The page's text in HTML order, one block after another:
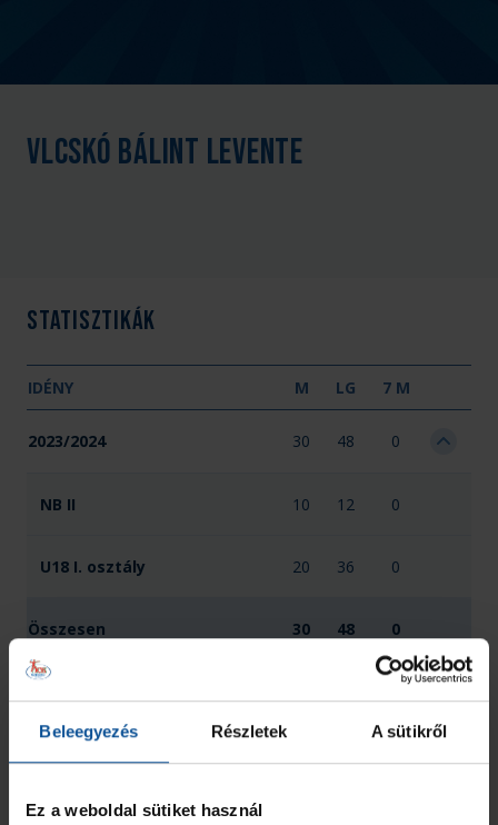
Beleegyezés Részletek A sütikről
Ez a weboldal sütiket használ
Vlcskó Bálint Levente
Statisztikák
IDÉNY M LG 7 M
2023/2024 30 48 0
NB II 10 12 0
U18 I. osztály 20 36 0
Összesen 30 48 0